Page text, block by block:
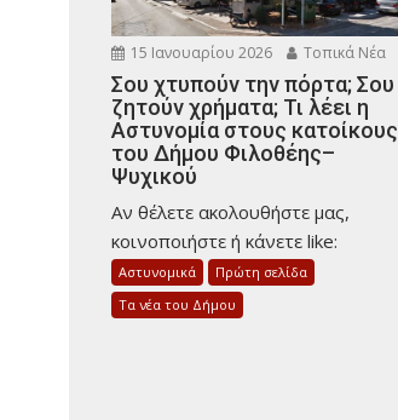
15 Ιανουαρίου 2026 Τοπικά Νέα
Σου χτυπούν την πόρτα; Σου
ζητούν χρήματα; Τι λέει η
Αστυνομία στους κατοίκους
του Δήμου Φιλοθέης–
Ψυχικού
Αν θέλετε ακολουθήστε μας,
κοινοποιήστε ή κάνετε like:
Αστυνομικά
Πρώτη σελίδα
Τα νέα του Δήμου